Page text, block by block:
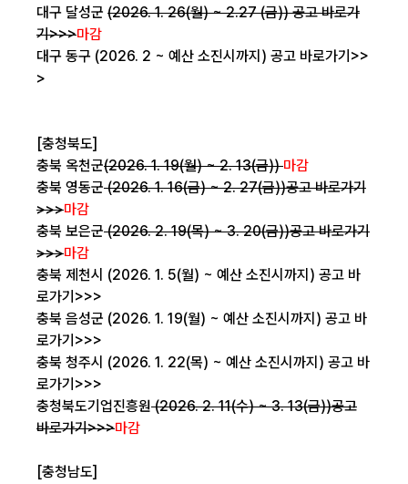
대구 달성군 (2026. 1. 26(월) ~ 2.27 (금))공고 바로가
기>>>마감
대구 동구 (2026. 2 ~ 예산 소진시까지) 공고 바로가기>>
>
[충청북도]
충북 옥천군(2026. 1. 19(월) ~ 2. 13(금))마감
충북 영동군(2026. 1. 16(금) ~ 2. 27(금))공고 바로가기
>>>마감
충북 보은군(2026. 2. 19(목) ~ 3. 20(금))공고 바로가기
>>>마감
충북 제천시 (2026. 1. 5(월) ~ 예산 소진시까지) 공고 바
로가기>>>
충북 음성군 (2026. 1. 19(월) ~ 예산 소진시까지) 공고 바
로가기>>>
충북 청주시 (2026. 1. 22(목) ~ 예산 소진시까지) 공고 바
로가기>>>
충청북도기업진흥원(2026. 2. 11(수) ~ 3. 13(금))공고
바로가기>>>마감
[충청남도]